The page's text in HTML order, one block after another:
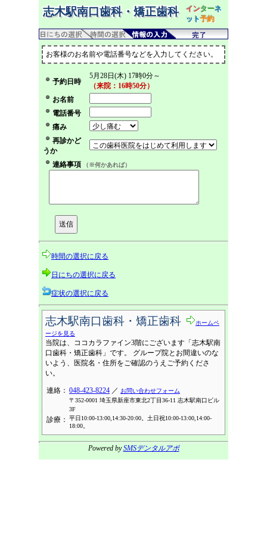
志木駅南口歯科・矯正歯科 インターネ
ット予約
お客様のお名前や電話番号などを入力してください。
予約日時
5月28日(木) 17時0分～
（来院：16時50分）
お名前
電話番号
痛み
再診かど
うか
連絡事項
（※何かあれば）
時間の選択に戻る
日にちの選択に戻る
症状の選択に戻る
志木駅南口歯科・矯正歯科
ホームペ
ージを見る
当院は、ココカラファイン3階にございます「志木駅南
口歯科・矯正歯科」です。 グループ院とお間違いのな
いよう、医院名・住所をご確認のうえご予約くださ
い。
連絡： 048-423-8224 ／ お問い合わせフォーム
〒352-0001 埼玉県新座市東北2丁目36-11 志木駅南口ビル
3F
診療：
平日10:00-13:00,14:30-20:00。土日祝10:00-13:00,14:00-
18:00。
Powered bySMSデンタルアポ